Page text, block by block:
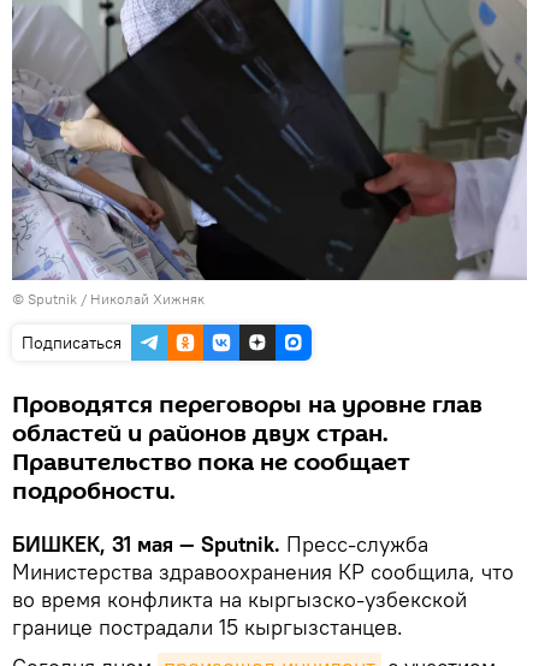
© Sputnik / Николай Хижняк
Подписаться
Проводятся переговоры на уровне глав
областей и районов двух стран.
Правительство пока не сообщает
подробности.
БИШКЕК, 31 мая — Sputnik. Пресс-служба
Министерства здравоохранения КР сообщила, что
во время конфликта на кыргызско-узбекской
границе пострадали 15 кыргызстанцев.